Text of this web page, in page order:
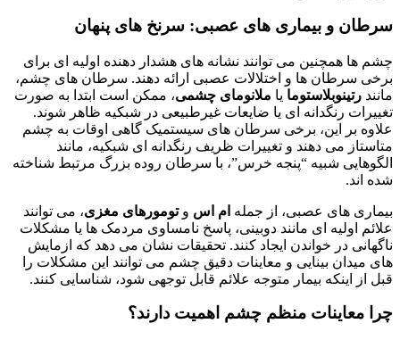
سرطان و بیماری های عصبی: سرنخ های پنهان
چشم ها همچنین می توانند نشانه های هشدار دهنده اولیه ای برای
برخی سرطان ها و اختلالات عصبی ارائه دهند. سرطان های چشم،
مانند رتینوبلاستوما یا ملانومای چشمی، ممکن است ابتدا به صورت
تغییرات رنگدانه ای یا ضایعات غیرطبیعی در شبکیه ظاهر شوند.
علاوه بر این، برخی سرطان های سیستمیک گاهی اوقات به چشم
متاستاز می دهند و تغییرات ظریف رنگدانه ای شبکیه، مانند
الگوهایی شبیه “پنجه خرس”، با سرطان روده بزرگ مرتبط شناخته
شده اند.
بیماری های عصبی، از جمله ام اس وتومورهای مغزی، می توانند
علائم اولیه ای مانند دوبینی، پاسخ نامساوی مردمک ها یا مشکلات
ناگهانی در خواندن ایجاد کنند. تحقیقات نشان می دهد که ازمایش
های میدان بینایی و معاینات دقیق چشم می توانند این مشکلات را
قبل از اینکه بیمار متوجه علائم قابل توجهی شود، شناسایی کنند.
چرا معاینات منظم چشم اهمیت دارند؟